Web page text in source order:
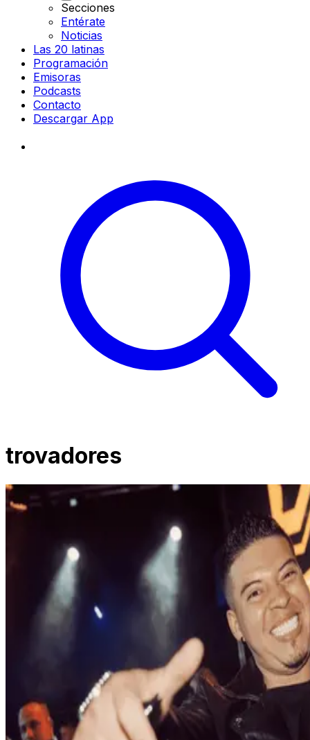
Secciones
Entérate
Noticias
Las 20 latinas
Programación
Emisoras
Podcasts
Contacto
Descargar App
trovadores